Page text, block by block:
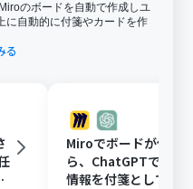
のボードを自動で作成しユ
に自動的に付箋やカードを作
る
Miroでボードが作成
ら、ChatGPTで解析
情報を付箋として追